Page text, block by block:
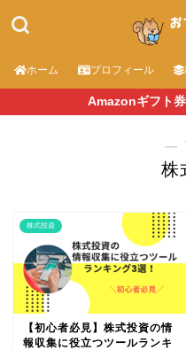
ホーム プロフィール
Amazonギフト
―
株
株式投資
【初心者必見】株式投資の情
報収集に役立つツールランキ